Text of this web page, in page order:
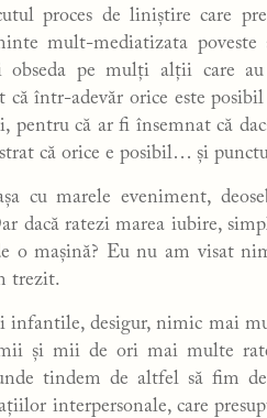
proces de liniștire care
mult-mediatizata poveste
obseda pe mulți alții care
că într-adevăr orice este
pentru că ar fi însemnat că
că orice e posibil… și
cu marele eveniment,
dacă ratezi marea iubire,
o mașină? Eu nu am visat
trezit.
infantile, desigur, nimic mai
și mii de ori mai multe
tindem de altfel să fim
interpersonale, care